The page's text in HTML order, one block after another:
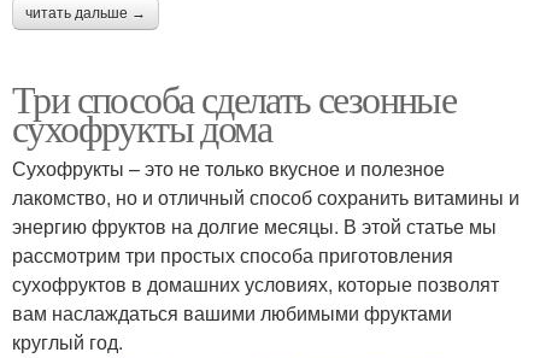
читать дальше →
Три способа сделать сезонные
сухофрукты дома
Сухофрукты – это не только вкусное и полезное
лакомство, но и отличный способ сохранить витамины и
энергию фруктов на долгие месяцы. В этой статье мы
рассмотрим три простых способа приготовления
сухофруктов в домашних условиях, которые позволят
вам наслаждаться вашими любимыми фруктами
круглый год.